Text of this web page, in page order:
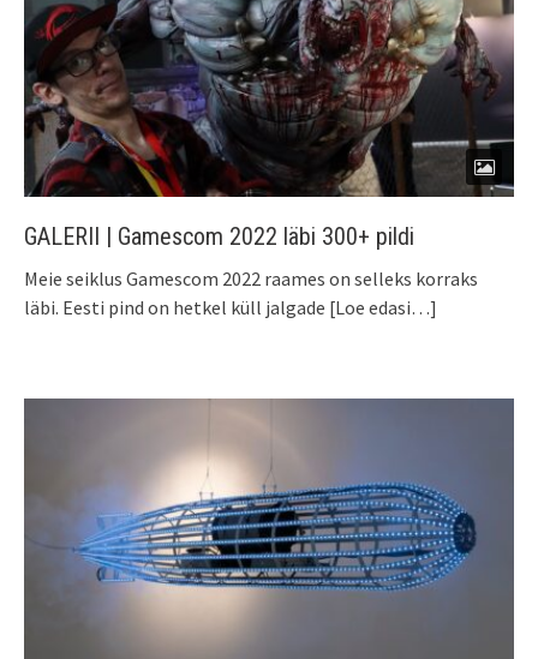
GALERII | Gamescom 2022 läbi 300+ pildi
Meie seiklus Gamescom 2022 raames on selleks korraks
läbi. Eesti pind on hetkel küll jalgade [Loe edasi…]